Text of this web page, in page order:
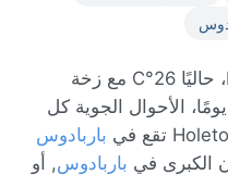
الطقس المباشر في Holetown، حاليًا 26°C مع زخة
مطرية خفيفة. عرض توقعات 7 يومًا، الأحوال الجوية كل
باربادوس
الكبرى في باربادوس, أو